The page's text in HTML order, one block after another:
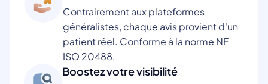
Contrairement aux plateformes
généralistes, chaque avis provient d'un
patient réel. Conforme à la norme NF
ISO 20488.
Boostez votre visibilité